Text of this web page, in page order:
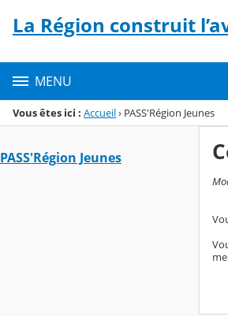
Menu de la rubrique
Contenu
La Région construit
MENU
Vous êtes ici : Accueil› PASS'Région Jeunes
PASS'Région Jeunes